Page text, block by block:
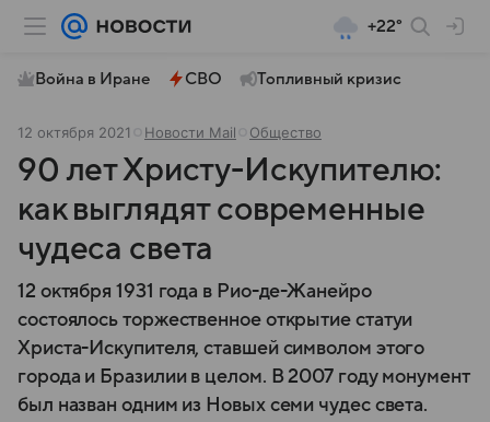
+22°
Война в Иране СВО Топливный кризис
12 октября 2021 Новости Mail Общество
90 лет Христу-Искупителю:
как выглядят современные
чудеса света
12 октября 1931 года в Рио-де-Жанейро
состоялось торжественное открытие статуи
Христа-Искупителя, ставшей символом этого
города и Бразилии в целом. В 2007 году монумент
был назван одним из Новых семи чудес света.